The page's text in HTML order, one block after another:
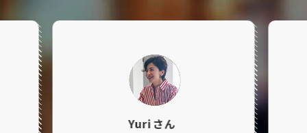
Yuriさん